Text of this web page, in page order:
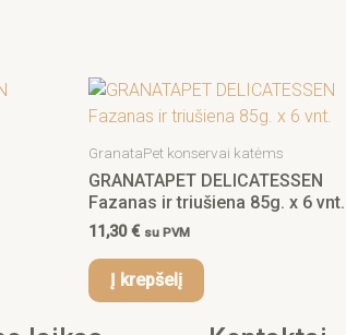
GranataPet konservai katėms
GRANATAPET DELICATESSEN
Fazanas ir triušiena 85g. x 6 vnt.
11,30€ su PVM
Į krepšelį